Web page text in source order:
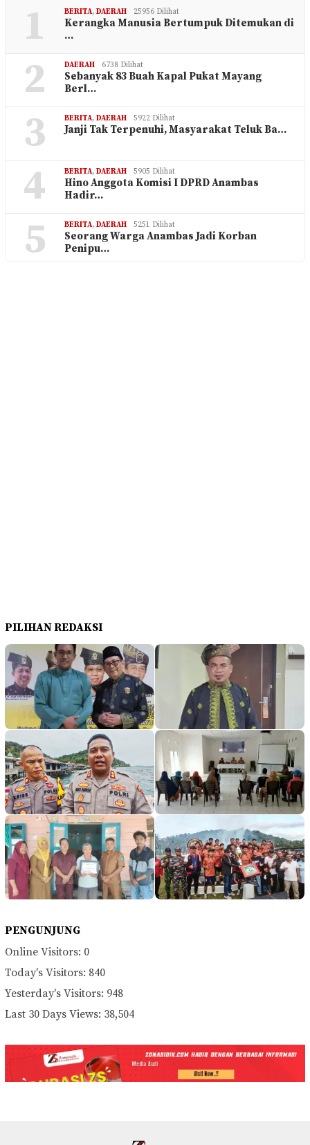
1 BERITA, DAERAH 25956 Dilihat
Kerangka Manusia Bertumpuk Ditemukan di
…
2 DAERAH 6738 Dilihat
Sebanyak 83 Buah Kapal Pukat Mayang
Berl…
3 BERITA, DAERAH 5922 Dilihat
Janji Tak Terpenuhi, Masyarakat Teluk Ba…
4 BERITA, DAERAH 5905 Dilihat
Hino Anggota Komisi I DPRD Anambas
Hadir…
5 BERITA, DAERAH 5251 Dilihat
Seorang Warga Anambas Jadi Korban
Penipu…
PILIHAN REDAKSI
PENGUNJUNG
Online Visitors: 0
Today's Visitors: 840
Yesterday's Visitors: 948
Last 30 Days Views: 38,504